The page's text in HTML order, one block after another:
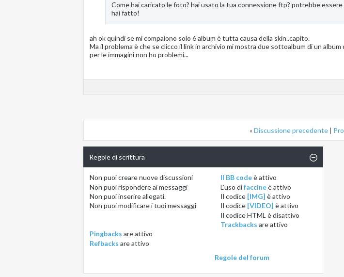
Come hai caricato le foto? hai usato la tua connessione ftp? potrebbe
hai fatto!
ah ok quindi se mi compaiono solo 6 album è tutta causa della skin..capito.
Ma il problema è che se clicco il link in archivio mi mostra due sottoalbum di un
per le immagini non ho problemi...
«Discussione precedente |
Regole di scrittura
Non puoicreare nuove discussioni
Non puoirispondere ai messaggi
Non puoiinserire allegati.
Non puoimodificare i tuoi messaggi
Il BB codeèattivo
L'uso difaccineèattivo
Il codice [IMG] èattivo
Il codice [VIDEO] èattivo
Il codice HTML èdisattivo
Trackbacks areattivo
Pingbacks areattivo
Refbacks areattivo
Regole del forum